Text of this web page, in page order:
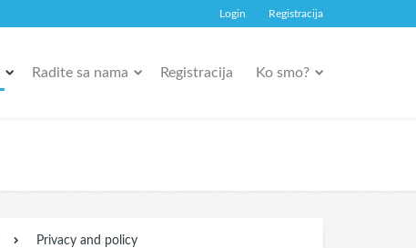
Registracija
Login
Radite sa nama Registracija Ko smo?
Privacy and policy